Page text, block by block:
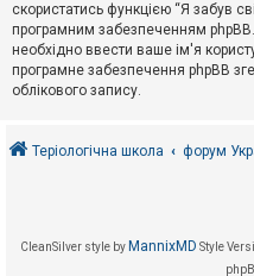
скористатись функцією “Я забув
програмним забезпеченням
необхідно ввести ваше ім'я
програмне забезпечення phpBB
облікового запису.
Теріологічна школа форум
CleanSilver style by MannixMD Style